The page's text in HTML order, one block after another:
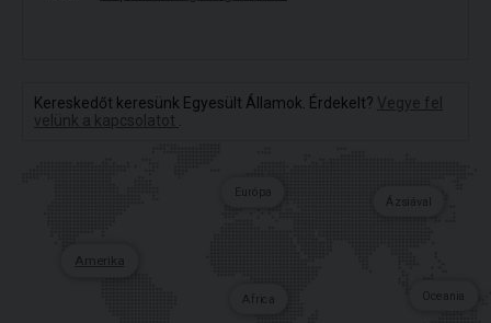
Kereskedőt keresünk Egyesült Államok. Érdekelt? Vegye fel
velünk a kapcsolatot
Európa
Amerika
Ázsiával
Oceania
Africa